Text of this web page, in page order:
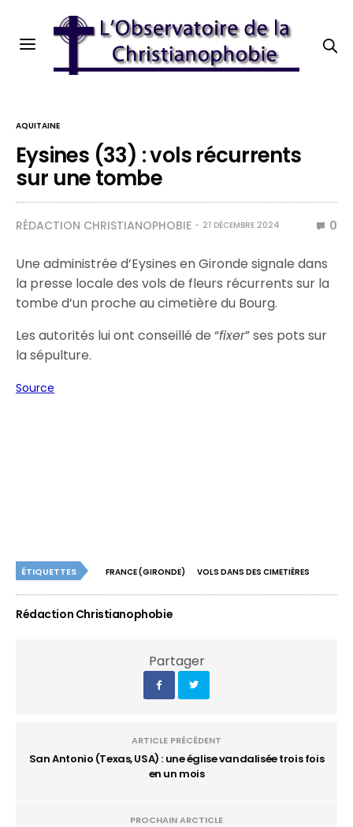
AQUITAINE
Eysines (33) : vols récurrents
sur une tombe
RÉDACTION CHRISTIANOPHOBIE 21 DÉCEMBRE 2024 0
Une administrée d’Eysines en Gironde signale dans
la presse locale des vols de fleurs récurrents sur la
tombe d’un proche au cimetière du Bourg.
Les autorités lui ont conseillé de “fixer” ses pots sur
la sépulture.
Source
ÉTIQUETTES FRANCE (GIRONDE) VOLS DANS DES CIMETIÈRES
Rédaction Christianophobie
Partager
ARTICLE PRÉCÉDENT
San Antonio (Texas, USA) : une église vandalisée trois fois
en un mois
PROCHAIN ARCTICLE